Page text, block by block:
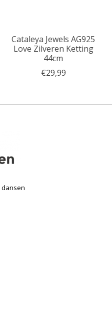
Cataleya Jewels AG925
Love Zilveren Ketting
44cm
€29,99
dansen